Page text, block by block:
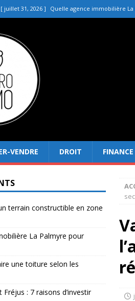
[ juillet 31, 2026 ] Quelle agence immobilière
[ juillet 27, 2026 ]
[ juillet 23, 2026 ]
[ juillet 19, 2026 ]
[ août 4, 2026 ]
VENDRE DROIT FINANCE
terrain constructible en zone
La Palmyre pour
une toiture selon les
: 7 raisons d’investir